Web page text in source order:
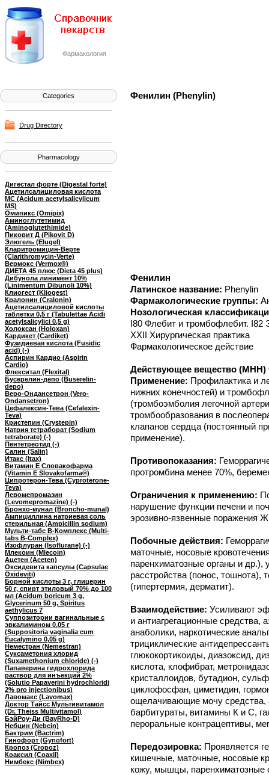
Фармакология
Categories
Drug Directory
Pharmacology
Дигестал форте (Digestal forte)
Ацетилсалициловая кислота
МС (Acidum acetylsalicylicum
MS)
Омипикс (Omipix)
Аминоглутетимид
(Aminoglutethimide)
Пиковит Д (Pikovit D)
Элюгель (Elugel)
Кларитромицин-Верте
(Clarithromycin-Verte)
Вермокс (Vermox®)
ДИЕТА 45 плюс (Dieta 45 plus)
Дибунола линимент 10%
(Linimentum Dibunoli 10%)
Клиогест (Kliogest)
Кралонин (Cralonin)
Ацетилсалициловой кислоты
таблетки 0,5 г (Tabulettae Acidi
acetylsalicylici 0,5 g)
Холоксан (Holoxan)
Кардикет (Cardiket)
Фузидиевая кислота (Fusidic
acid) (-)
Аспирин Кардио (Aspirin
Cardio)
Флекситал (Flexital)
Бусерелин-депо (Buserelin-
depo)
Веро-Ондансетрон (Vero-
Ondansetron)
Цефалексин-Тева (Cefalexin-
Teva)
Кристепин (Crystepin)
Натрия тетраборат (Sodium
tetraborate) (-)
Пентетреотид (-)
Салин (Salin)
Итакс (Itax)
Витамин E Словакофарма
(Vitamin E Slovakofarma®)
Ципротерон-Тева (Cyproterone-
Teva)
Левомепромазин
(Levomepromazine) (-)
Бронхо-мунал (Broncho-munal)
Ампициллина натриевая соль
стерильная (Ampicillin sodium)
Мульти-табс B-Комплекс (Multi-
tabs B-Complex)
Изофлуран (Isoflurane) (-)
Млекоин (Mlecoin)
Ацетен (Aceten)
Оксидевита капсулы (Capsulae
Oxideviti)
Борной кислоты 3 г, глицерин
50 г, спирт этиловый 70% до 100
мл (Acidum boricum 3 g,
Glycerinum 50 g, Spiritus
aethylicus 7
Суппозитории вагинальные с
эвкалимином 0,05 г
(Suppositoria vaginalia cum
Eucalymino 0,05 g)
Неместран (Nemestran)
Суксаметония хлорид
(Suxamethonium chloride) (-)
Папаверина гидрохлорида
раствор для инъекций 2%
(Solutio Papaverini hydrochloridi
2% pro injectionibus)
Лавомакс (Lavomax)
Доктор Тайсс Мультивитамол
(Dr. Theiss Multivitamol)
БэйРоу-Ди (BayRho-D)
Небцин (Nebcin)
Бактрим (Bactrim)
Гинофорт (Gynofort)
Кропоз (Cropoz)
Коаксил (Coaxil)
Нимбекс (Nimbex)
Фенилин (Phenylin)
Фенилин
Латинское название: Phenylin
Фармакологические группы:
Нозологическая
I80 Флебит и тромбофлебит.
XXII Хирургическая практика
Фармакологическое действие
Действующее вещество (МНН)
Применение: Профилактика и
нижних конечностей) и
(тромбоэмболия легочной
тромбообразования в
клапанов сердца (постоянный
применение).
Противопоказания:
протромбина менее 70%,
Ограничения к применению:
нарушение функции печени и
эрозивно-язвенные поражения
Побочные действия:
маточные, носовые
паренхиматозные органы и др.),
расстройства (понос, тошнота),
(гипертермия, дерматит).
Взаимодействие: Усиливают
и антиагрегационные средства,
анаболики, наркотические
трициклические
глюкокортикоиды, диазоксид,
кислота, клофибрат,
кристаллоидов, бутадион,
циклофосфан, циметидин,
ощелачивающие мочу средства,
барбитураты, витамины К и С,
пероральные контрацептивы,
Передозировка: Проявляется
кишечные, маточные, носовые
кожу, мышцы, паренхиматозные